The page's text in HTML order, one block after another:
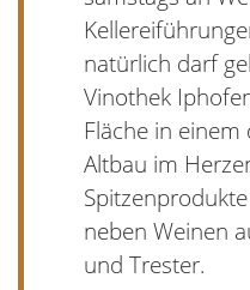
natürlich darf
Vinothek
Fläche in
Altbau im
neben Weinen
und Trester.